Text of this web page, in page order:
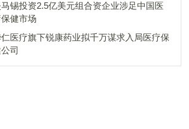
锡投资2.5亿美元组合资企业涉足中国医
健市场
医疗旗下锐康药业拟千万谋求入局医疗保
司